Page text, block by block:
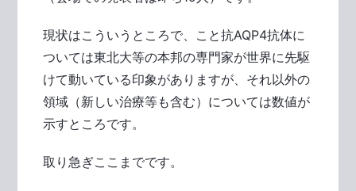
現状はこういうところで、こと抗AQP4抗体に
ついては東北大等の本邦の専門家が世界に先駆
けて動いている印象がありますが、それ以外の
領域（新しい治療等も含む）については数値が
示すところです。
取り急ぎここまでです。